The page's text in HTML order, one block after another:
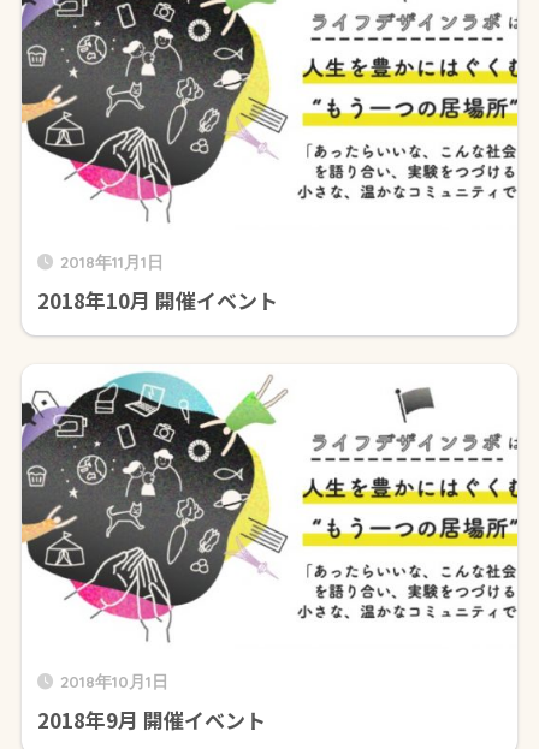
2018年11月1日
2018年10月 開催イベント
2018年10月1日
2018年9月 開催イベント